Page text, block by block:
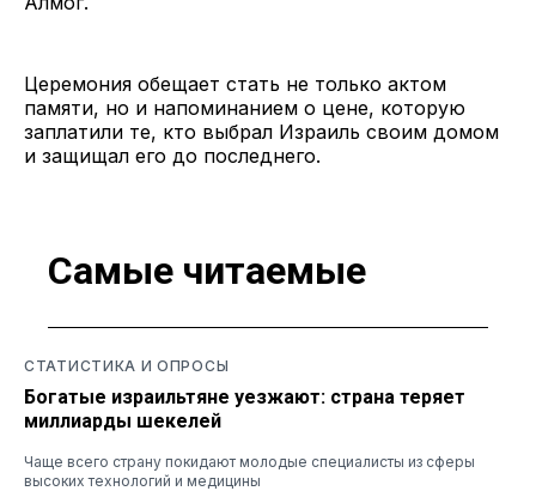
Церемония обещает стать не только актом
памяти, но и напоминанием о цене, которую
заплатили те, кто выбрал Израиль своим домом
и защищал его до последнего.
Самые читаемые
СТАТИСТИКА И ОПРОСЫ
Богатые израильтяне уезжают: страна теряет
миллиарды шекелей
Чаще всего страну покидают молодые специалисты из сферы
высоких технологий и медицины